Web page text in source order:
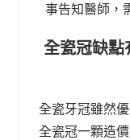
事告知醫師，
全瓷冠缺點
全瓷牙冠雖然
全瓷冠一顆造